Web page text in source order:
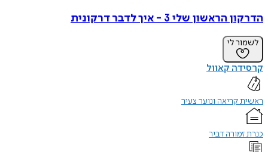
הדרקון הראשון שלי 3 - איך לדבר דרקונית
לשמור לי
קרסידה קאוול
ראשית קריאה ונוער צעיר
כנרת זמורה דביר